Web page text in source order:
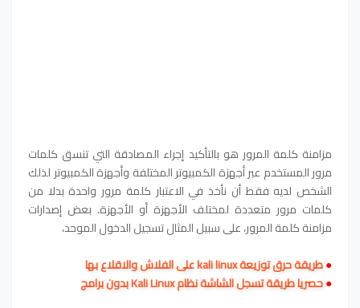
مزامنة كلمة المرور هو بالتأكيد إجراء المصادقة التي تنسق كلمات
مرور المستخدم عبر أجهزة الكمبيوتر المختلفة وأجهزة الكمبيوتر لذلك
الشخص لديه فقط أن نأخذ في الاعتبار كلمة مرور واحدة بدلا من
كلمات مرور متعددة لمختلف الأجهزة أو الأجهزة. بعض إصدارات
مزامنة كلمة المرور، على سبيل المثال تسجيل الدخول الموحد،
●طريقة حرق توزيعة kali linux على الفلاش والاقلاع بها
●حصريا طريقة تسجل الشاشة نظام Kali Linux بدون برامج